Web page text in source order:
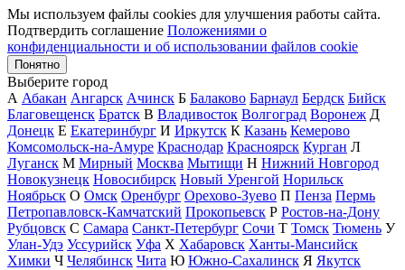
Мы используем файлы cookies для улучшения работы сайта.
Подтвердить соглашение Положениями о
конфиденциальности и об использовании файлов cookie
Понятно
Выберите город
А Абакан Ангарск Ачинск Б Балаково Барнаул Бердск Бийск
Благовещенск Братск В Владивосток Волгоград Воронеж Д
Донецк Е Екатеринбург И Иркутск К Казань Кемерово
Комсомольск-на-Амуре Краснодар Красноярск Курган Л
Луганск М Мирный Москва Мытищи Н Нижний Новгород
Новокузнецк Новосибирск Новый Уренгой Норильск
Ноябрьск О Омск Оренбург Орехово-Зуево П Пенза Пермь
Петропавловск-Камчатский Прокопьевск Р Ростов-на-Дону
Рубцовск С Самара Санкт-Петербург Сочи Т Томск Тюмень У
Улан-Удэ Уссурийск Уфа Х Хабаровск Ханты-Мансийск
Химки Ч Челябинск Чита Ю Южно-Сахалинск Я Якутск